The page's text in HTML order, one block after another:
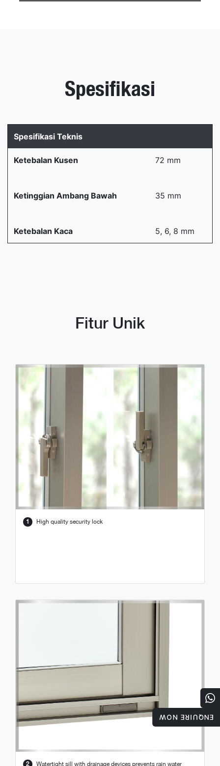
Spesifikasi
Spesifikasi Teknis
Ketebalan Kusen 72 mm
Ketinggian Ambang Bawah 35 mm
Ketebalan Kaca 5, 6, 8 mm
Fitur Unik
1 High quality security lock
2 Watertight sill with drainage devices prevents rain water
ENQUIRE NOW